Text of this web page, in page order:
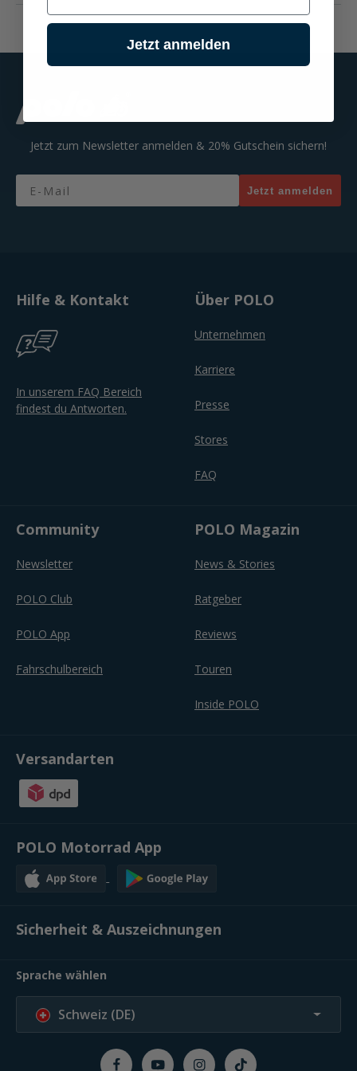
Jetzt zum Newsletter anmelden & 20% Gutschein sichern!
Email
Jetzt anmelden
Hilfe & Kontakt
In unserem FAQ Bereich
findest du Antworten.
Über POLO
Unternehmen
Karriere
Presse
Stores
FAQ
Community
Newsletter
POLO Club
POLO App
Fahrschulbereich
POLO Magazin
News & Stories
Ratgeber
Reviews
Touren
Inside POLO
Versandarten
POLO Motorrad App
Sicherheit & Auszeichnungen
Sprache wählen
Schweiz (DE)
Jetzt anmelden